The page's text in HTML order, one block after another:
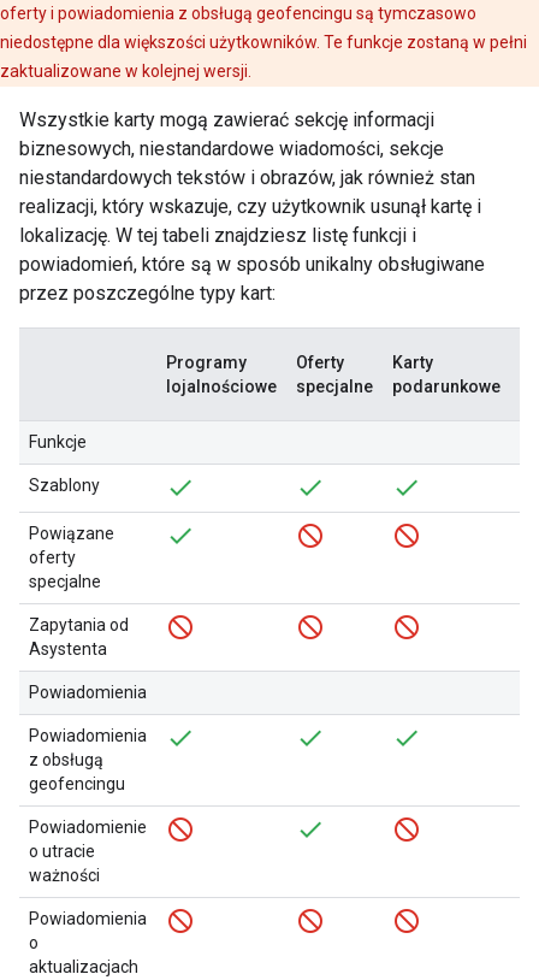
oferty i powiadomienia z obsługą geofencingu są tymczasowo
niedostępne dla większości użytkowników. Te funkcje zostaną w pełni
zaktualizowane w kolejnej wersji.
Wszystkie karty mogą zawierać sekcję informacji
biznesowych, niestandardowe wiadomości, sekcje
niestandardowych tekstów i obrazów, jak również stan
realizacji, który wskazuje, czy użytkownik usunął kartę i
lokalizację. W tej tabeli znajdziesz listę funkcji i
powiadomień, które są w sposób unikalny obsługiwane
przez poszczególne typy kart:
Programy
lojalnościowe
Oferty
specjalne
Karty
podarunkowe
Funkcje
Szablony
Powiązane
oferty
specjalne
Zapytania od
Asystenta
Powiadomienia
Powiadomienia
z obsługą
geofencingu
Powiadomienie
o utracie
ważności
Powiadomienia
o
aktualizacjach